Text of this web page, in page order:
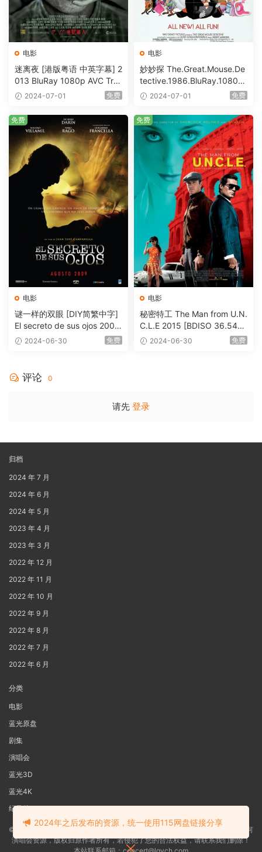
电影
迷离夜 [港版粤语 中英字幕] 2
013 BluRay 1080p AVC Tru
eHD5.1 [BDISO 22.64GB]
2024-07-01 免费
电影
妙妙探 The.Great.Mouse.De
tective.1986.BluRay.1080p.
AVC.DTS-HD.MA.5.1-HDHo
2024-07-01 免费
电影
谜一样的双眼 [DIY简繁中字]
El secreto de sus ojos 2009
1080p Blu-ray AVC DTS-HD
2024-06-30 免费
免费
电影
秘密特工 The Man from U.N.
C.L.E 2015 [BDISO 36.54G
B] 2024-06-30 免费
免费
评论 0
请先 登录
归档
2024 年 7 月
2024 年 6 月
2024 年 5 月
2023 年 4 月
2023 年 3 月
2022 年 12 月
2022 年 11 月
2022 年 10 月
2022 年 9 月
2022 年 8 月
2022 年 7 月
2022 年 6 月
分类
电影
蓝光原盘
剧集
演唱会
蓝光3D
蓝光4K
纪录片
©2022 蓝光电影网本站资源来源于网络用户网盘投稿，本站服务器不储存任何
演唱会资源，版权归原作者所有，若侵犯了您的合法权益，请联系我们删除！
2024年之后发布的资源，统一使用115网盘链接分享